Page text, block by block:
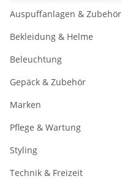
Auspuffanlagen & Zubehör
Bekleidung & Helme
Beleuchtung
Gepäck & Zubehör
Marken
Pflege & Wartung
Styling
Technik & Freizeit